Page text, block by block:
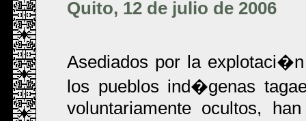
Quito, 12 de julio de 2006
Asediados por la
los pueblos ind�genas
voluntariamente ocultos,